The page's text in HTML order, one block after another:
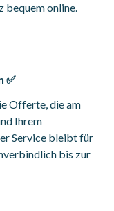
bequem online.
✅
Offerte, die am
Ihrem
Service bleibt für
bis zur